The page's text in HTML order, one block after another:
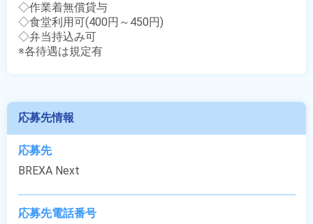
◇作業着無償貸与
◇食堂利用可(400円～450円)
◇弁当持込み可
※各待遇は規定有
応募先情報
応募先
BREXA Next
応募先電話番号